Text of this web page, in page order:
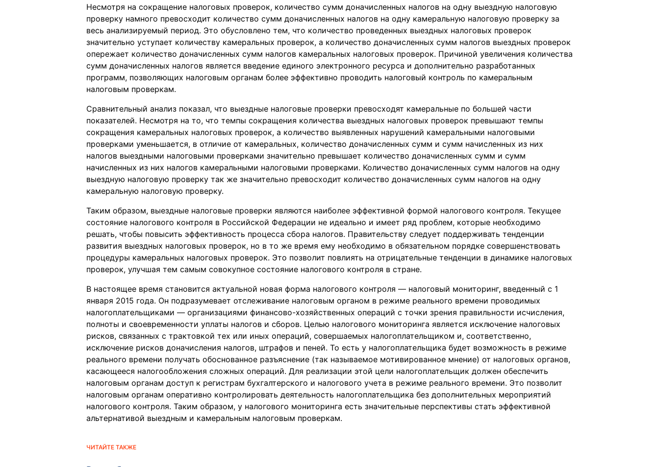
Несмотря на сокращение налоговых проверок, количество сумм доначисленных налогов на одну выездную налоговую
проверку намного превосходит количество сумм доначисленных налогов на одну камеральную налоговую проверку за
весь анализируемый период. Это обусловлено тем, что количество проведенных выездных налоговых проверок
значительно уступает количеству камеральных проверок, а количество доначисленных сумм налогов выездных проверок
опережает количество доначисленных сумм налогов камеральных налоговых проверок. Причиной увеличения количества
сумм доначисленных налогов является введение единого электронного ресурса и дополнительно разработанных
программ, позволяющих налоговым органам более эффективно проводить налоговый контроль по камеральным
налоговым проверкам.
Сравнительный анализ показал, что выездные налоговые проверки превосходят камеральные по большей части
показателей. Несмотря на то, что темпы сокращения количества выездных налоговых проверок превышают темпы
сокращения камеральных налоговых проверок, а количество выявленных нарушений камеральными налоговыми
проверками уменьшается, в отличие от камеральных, количество доначисленных сумм и сумм начисленных из них
налогов выездными налоговыми проверками значительно превышает количество доначисленных сумм и сумм
начисленных из них налогов камеральными налоговыми проверками. Количество доначисленных сумм налогов на одну
выездную налоговую проверку так же значительно превосходит количество доначисленных сумм налогов на одну
камеральную налоговую проверку.
Таким образом, выездные налоговые проверки являются наиболее эффективной формой налогового контроля. Текущее
состояние налогового контроля в Российской Федерации не идеально и имеет ряд проблем, которые необходимо
решать, чтобы повысить эффективность процесса сбора налогов. Правительству следует поддерживать тенденции
развития выездных налоговых проверок, но в то же время ему необходимо в обязательном порядке совершенствовать
процедуры камеральных налоговых проверок. Это позволит повлиять на отрицательные тенденции в динамике налоговых
проверок, улучшая тем самым совокупное состояние налогового контроля в стране.
В настоящее время становится актуальной новая форма налогового контроля — налоговый мониторинг, введенный с 1
января 2015 года. Он подразумевает отслеживание налоговым органом в режиме реального времени проводимых
налогоплательщиками — организациями финансово-хозяйственных операций с точки зрения правильности исчисления,
полноты и своевременности уплаты налогов и сборов. Целью налогового мониторинга является исключение налоговых
рисков, связанных с трактовкой тех или иных операций, совершаемых налогоплательщиком и, соответственно,
исключение рисков доначисления налогов, штрафов и пеней. То есть у налогоплательщика будет возможность в режиме
реального времени получать обоснованное разъяснение (так называемое мотивированное мнение) от налоговых органов,
касающееся налогообложения сложных операций. Для реализации этой цели налогоплательщик должен обеспечить
налоговым органам доступ к регистрам бухгалтерского и налогового учета в режиме реального времени. Это позволит
налоговым органам оперативно контролировать деятельность налогоплательщика без дополнительных мероприятий
налогового контроля. Таким образом, у налогового мониторинга есть значительные перспективы стать эффективной
альтернативой выездным и камеральным налоговым проверкам.
ЧИТАЙТЕ ТАКЖЕ